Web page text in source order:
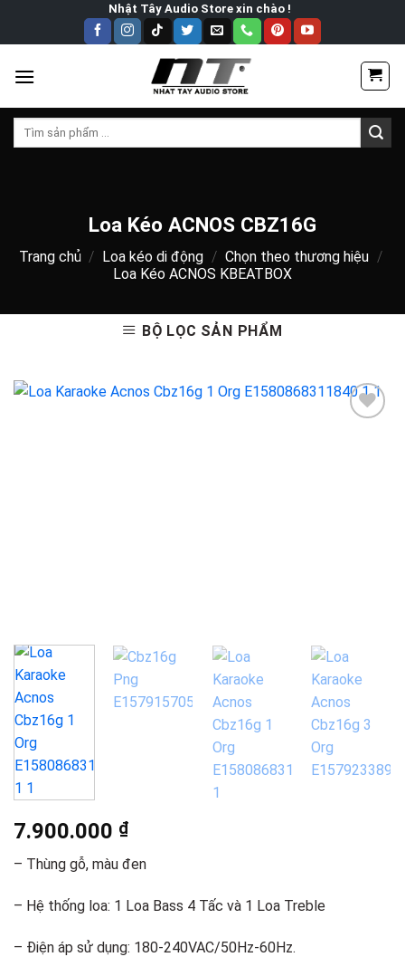
Nhật Tây Audio Store xin chào !
Tìm
Loa Kéo ACNOS CBZ16G
Trang chủ / Loa kéo di động / Chọn theo thương hiệu /
Loa Kéo ACNOS KBEATBOX
BỘ LỌC SẢN PHẨM
7.900.000 ₫
– Thùng gỗ, màu đen
– Hệ thống loa: 1 Loa Bass 4 Tấc và 1 Loa Treble
– Điện áp sử dụng: 180-240VAC/50Hz-60Hz.